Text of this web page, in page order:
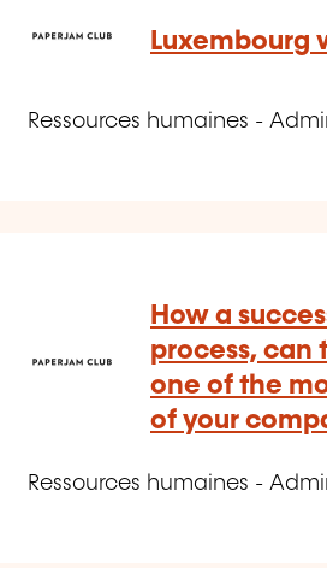
Luxembourg
Ressources humaines -
How a
process, can
one of the
of your
Ressources humaines -